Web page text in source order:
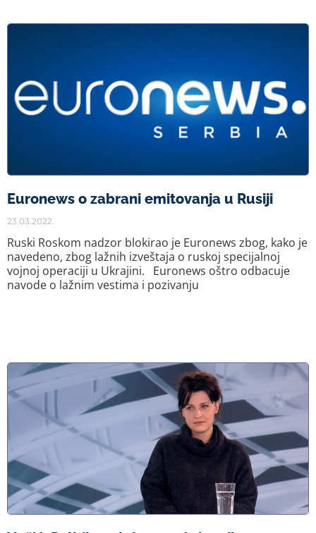
Euronews o zabrani emitovanja u Rusiji
23.03.2022.
Ruski Roskom nadzor blokirao je Euronews zbog, kako je
navedeno, zbog lažnih izveštaja o ruskoj specijalnoj
vojnoj operaciji u Ukrajini. Euronews oštro odbacuje
navode o lažnim vestima i pozivanju